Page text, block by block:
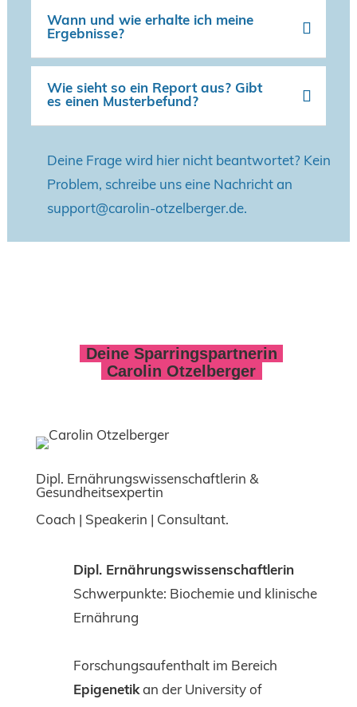
Wann und wie erhalte ich meine
Ergebnisse?
Wie sieht so ein Report aus? Gibt
es einen Musterbefund?
Deine Frage wird hier nicht beantwortet? Kein
Problem, schreibe uns eine Nachricht an
support@carolin-otzelberger.de.
Deine Sparringspartnerin
Carolin Otzelberger
Dipl. Ernährungs­wissenschaft­lerin &
Gesundheitsexpertin
Coach | Speakerin | Consultant.
Dipl. Ernährungswissenschaftlerin
Schwerpunkte: Biochemie und klinische
Ernährung
Forschungsaufenthalt im Bereich
Epigenetikan der University of